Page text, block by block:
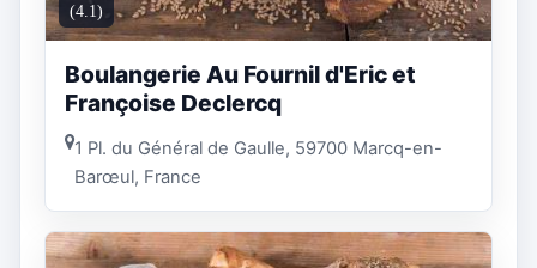
(4.1)
Boulangerie Au Fournil d'Eric et
Françoise Declercq
1 Pl. du Général de Gaulle, 59700 Marcq-en-
Barœul, France